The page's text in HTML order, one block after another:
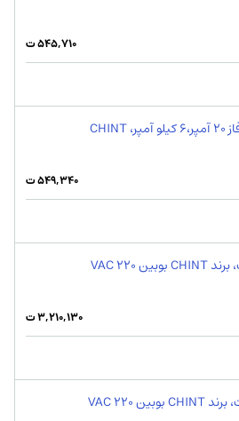
۵۴۵,۷۱۰ت
کلید مینیاتوری،تک پل،تک فاز 20 آمپر،6 کیلو آمپر، CHINT
۵۴۹,۳۴۰ت
کنتاکتور 25 آمپر، 11کیلووات، برند CHINT بوبین VAC 220
۳,۲۱۰,۱۳۰ت
کنتاکتور 25 آمپر، 11 کیلووات، برند CHINT بوبین VAC 220